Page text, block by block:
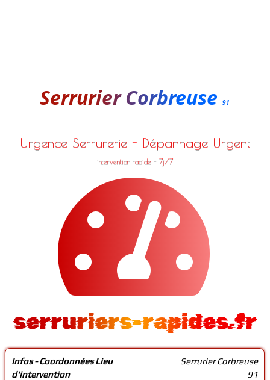
Serrurier Corbreuse91
Urgence Serrurerie - Dépannage Urgent
intervention rapide - 7j/7
serruriers-rapides.fr
Infos - Coordonnées Lieu
d'intervention
Serrurier Corbreuse
91